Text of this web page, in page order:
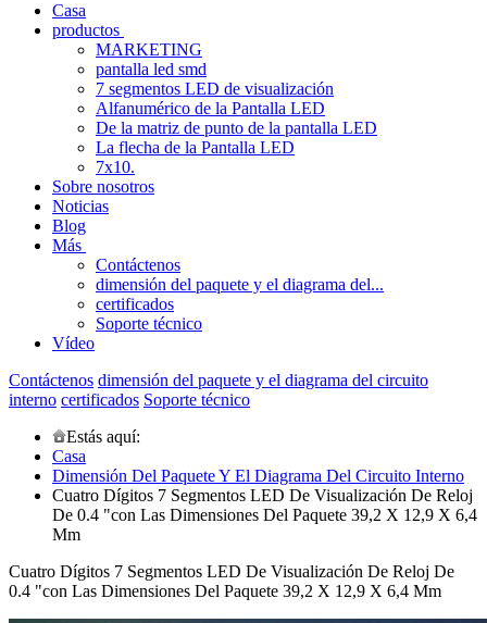
Casa
productos
MARKETING
pantalla led smd
7 segmentos LED de visualización
Alfanumérico de la Pantalla LED
De la matriz de punto de la pantalla LED
La flecha de la Pantalla LED
7x10.
Sobre nosotros
Noticias
Blog
Más
Contáctenos
dimensión del paquete y el diagrama del...
certificados
Soporte técnico
Vídeo
Contáctenos dimensión del paquete y el diagrama del circuito
interno certificados Soporte técnico
Estás aquí:
Casa
Dimensión Del Paquete Y El Diagrama Del Circuito Interno
Cuatro Dígitos 7 Segmentos LED De Visualización De Reloj
De 0.4 "con Las Dimensiones Del Paquete 39,2 X 12,9 X 6,4
Mm
Cuatro Dígitos 7 Segmentos LED De Visualización De Reloj De
0.4 "con Las Dimensiones Del Paquete 39,2 X 12,9 X 6,4 Mm